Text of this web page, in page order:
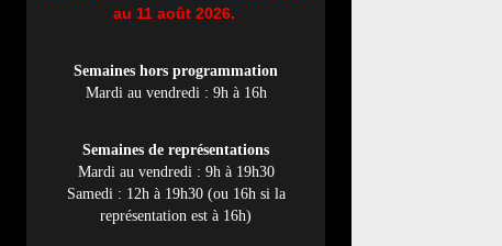
au 11 août 2026.
Semaines hors programmation
Mardi au vendredi : 9h à 16h
Semaines de représentations
Mardi au vendredi : 9h à 19h30
Samedi : 12h à 19h30 (ou 16h si la
représentation est à 16h)